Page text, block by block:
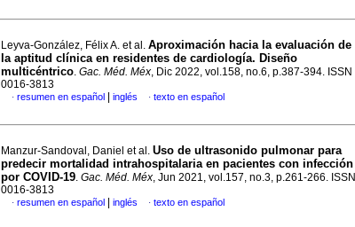
Leyva-González, Félix A. et al. Aproximación hacia la evaluación de
la aptitud clínica en residentes de cardiología. Diseño
multicéntrico. Gac. Méd. Méx, Dic 2022, vol.158, no.6, p.387-394. ISSN
0016-3813
· resumen en español inglés · texto en español
Manzur-Sandoval, Daniel et al. Uso de ultrasonido pulmonar para
predecir mortalidad intrahospitalaria en pacientes con infección
por COVID-19. Gac. Méd. Méx, Jun 2021, vol.157, no.3, p.261-266. ISSN
0016-3813
· resumen en español inglés · texto en español